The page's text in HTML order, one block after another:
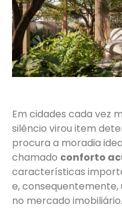
Em cidades cada vez
silêncio virou item
procura a moradia
chamado conforto
características
e,
no mercado imobiliário.